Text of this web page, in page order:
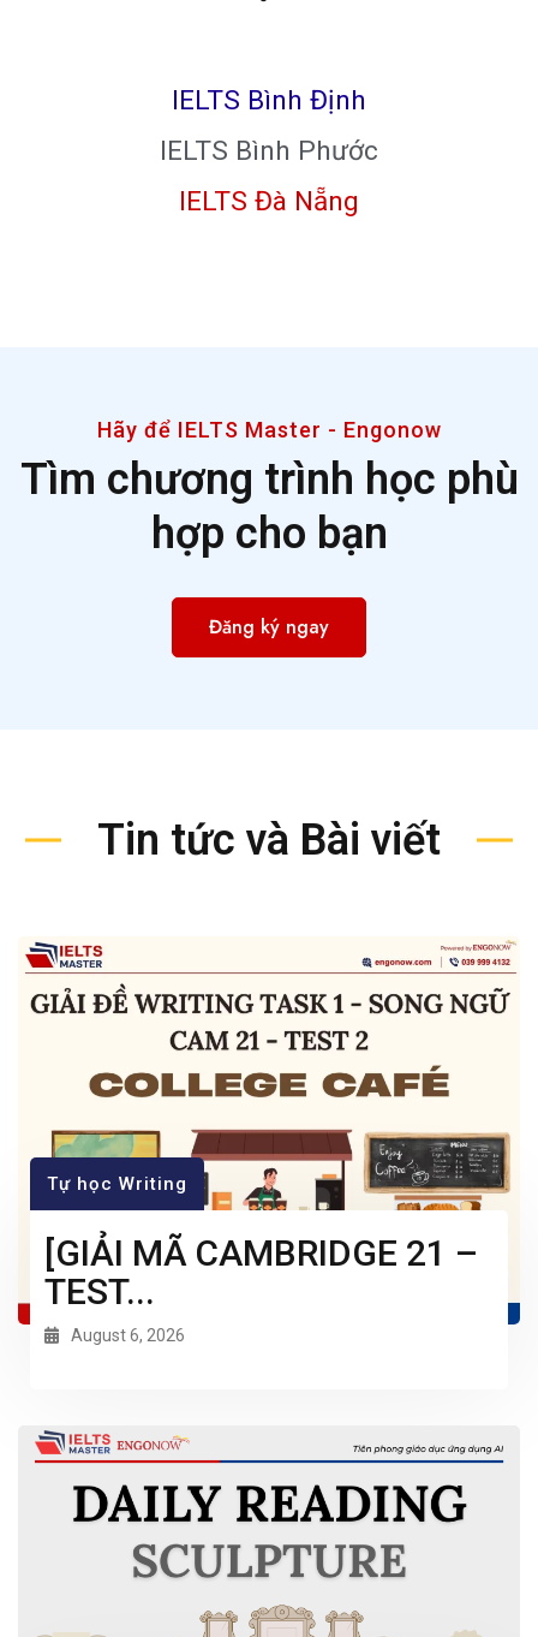
IELTS Bình Định
IELTS Bình Phước
IELTS Đà Nẵng
Hãy để IELTS Master - Engonow
Tìm chương trình học phù
hợp cho bạn
Đăng ký ngay
Tin tức và Bài viết
Tự học Writing
[GIẢI MÃ CAMBRIDGE 21 –
TEST...
August 6, 2026